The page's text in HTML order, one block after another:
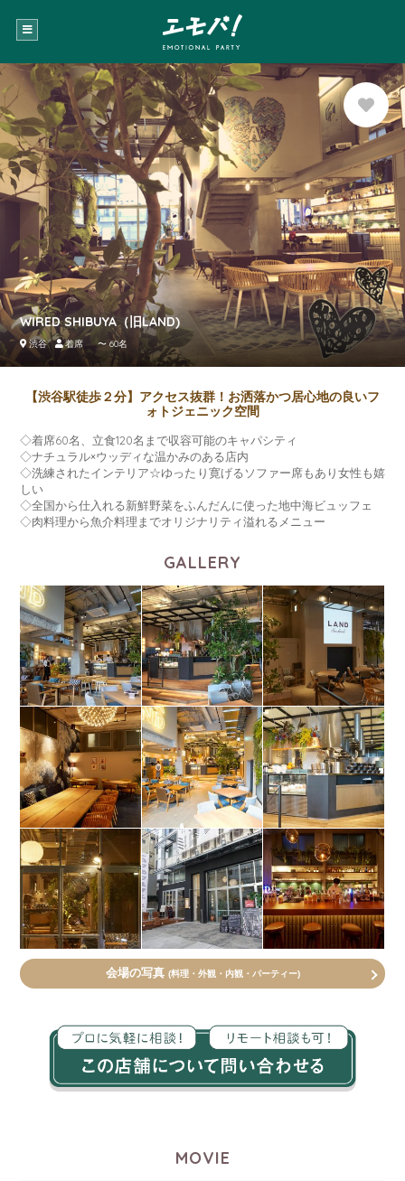
WIRED SHIBUYA（旧LAND)
渋谷 着席 〜 60名
お気に
入り登
録
【渋谷駅徒歩２分】アクセス抜群！お洒落かつ居心地の良いフ
ォトジェニック空間
◇着席60名、立食120名まで収容可能のキャパシティ
◇ナチュラル×ウッディな温かみのある店内
◇洗練されたインテリア☆ゆったり寛げるソファー席もあり女性も嬉
しい
◇全国から仕入れる新鮮野菜をふんだんに使った地中海ビュッフェ
◇肉料理から魚介料理までオリジナリティ溢れるメニュー
GALLERY
会場の写真 (料理・外観・内観・パーティー)
MOVIE